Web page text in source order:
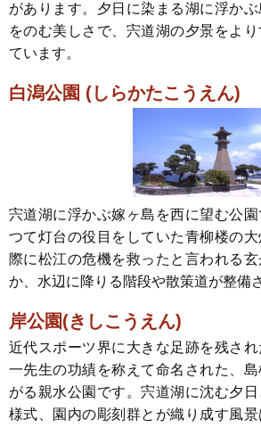
があります。夕日に染まる湖に浮か
をのむ美しさで、宍道湖の夕景をよ
ています。
白潟公園 (しらかたこうえん)
宍道湖に浮かぶ嫁ヶ島を西に望む公
つて灯台の役目をしていた青柳楼の
際に松江の危機を救ったと言われる
か、水辺に降りる階段や散策道が整備
岸公園(きしこうえん)
近代スポーツ界に大きな足跡を残さ
一先生の功績を称えて命名された、
がる親水公園です。宍道湖に沈む夕
様式、園内の彫刻群とが織り成す風